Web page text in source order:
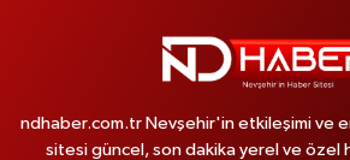
ndhaber.com.tr Nevşehir'in etkileşimi ve
sitesi güncel, son dakika yerel ve özel